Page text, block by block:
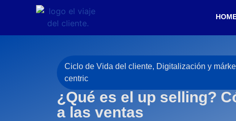
Ciclo de Vida del cliente, Digitalización y
centric
¿Qué es el up selling?
a las ventas